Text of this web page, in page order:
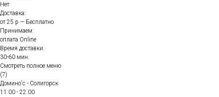
Нет
Доставка:
от 25 р — Бесплатно
Принимаем:
оплата Online
Время доставки:
30-60 мин.
Смотреть полное меню
(7)
Домино'с - Солигорск
11:00 - 22:00